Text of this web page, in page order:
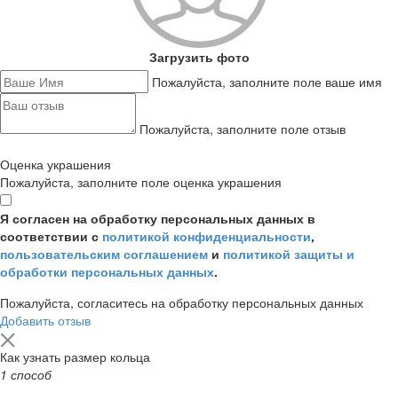
Загрузить фото
Пожалуйста, заполните поле ваше имя
Пожалуйста, заполните поле отзыв
Оценка украшения
Пожалуйста, заполните поле оценка украшения
Я согласен на обработку персональных данных в
соответствии с политикой конфиденциальности,
пользовательским соглашением и политикой защиты и
обработки персональных данных.
Пожалуйста, согласитесь на обработку персональных данных
Добавить отзыв
Как узнать размер кольца
1 способ